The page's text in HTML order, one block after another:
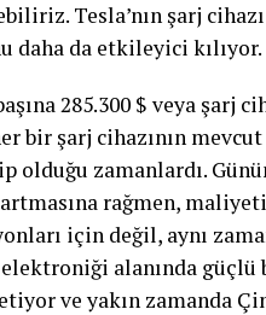
Tesla’nın şarj
daha da etkileyici kılıyor.
285.300 $ veya şarj
bir şarj cihazının
olduğu zamanlardı.
rağmen,
için değil, aynı
alanında güçlü
ve yakın zamanda